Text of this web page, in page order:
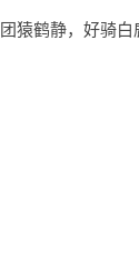
猿鹤静，好骑白